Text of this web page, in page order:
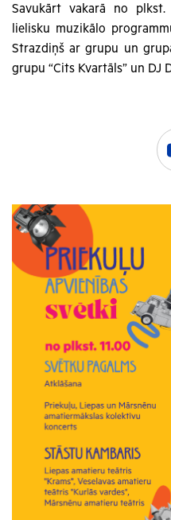
Savukārt vakarā no
lielisku muzikālo
Strazdiņš ar grupu un
grupu “Cits Kvartāls” un DJ